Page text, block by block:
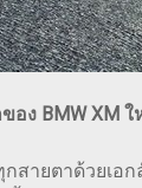
อง BMW XM ใ
ายตาด้วยเอก